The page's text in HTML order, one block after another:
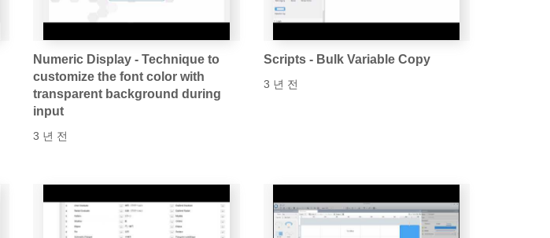
Numeric Display - Technique to
customize the font color with
transparent background during
input
3 년 전
Scripts - Bulk Variable Copy
3 년 전